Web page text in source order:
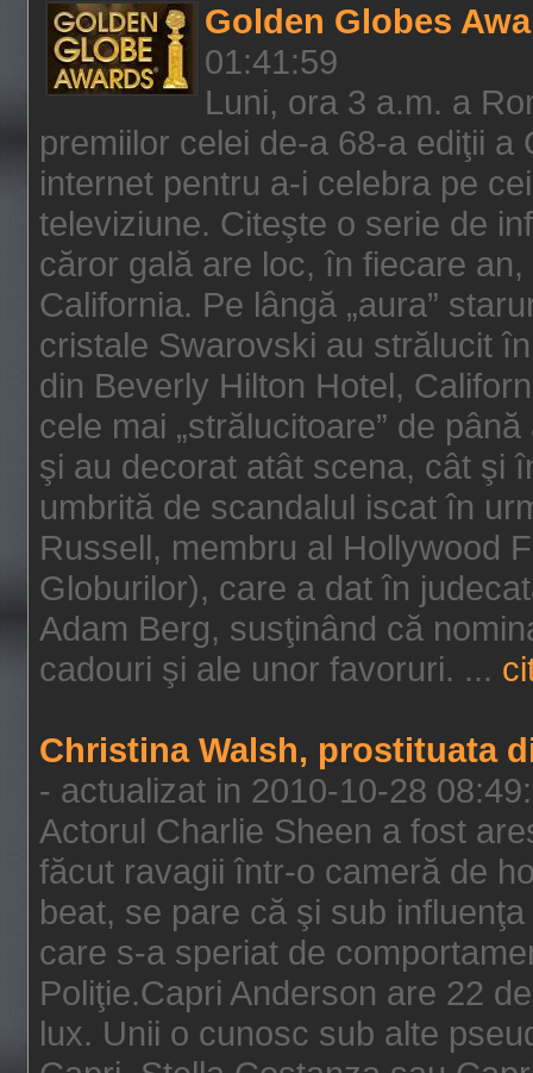
Golden Globes
01:41:59
Luni, ora 3 a.m. a
premiilor celei de-a 68-a ediţii
internet pentru a-i celebra pe
televiziune. Citeşte o serie de
căror gală are loc, în fiecare
California. Pe lângă „aura”
cristale Swarovski au strălucit
din Beverly Hilton Hotel,
cele mai „strălucitoare” de
şi au decorat atât scena, cât şi
umbrită de scandalul iscat în
Russell, membru al Hollywood
Globurilor), care a dat în
Adam Berg, susţinând că
cadouri şi ale unor favoruri. ...
Christina Walsh, prostituata
- actualizat in 2010-10-28
Actorul Charlie Sheen a fost
făcut ravagii într-o cameră de
beat, se pare că şi sub
care s-a speriat de
Poliţie.Capri Anderson are 22
lux. Unii o cunosc sub alte